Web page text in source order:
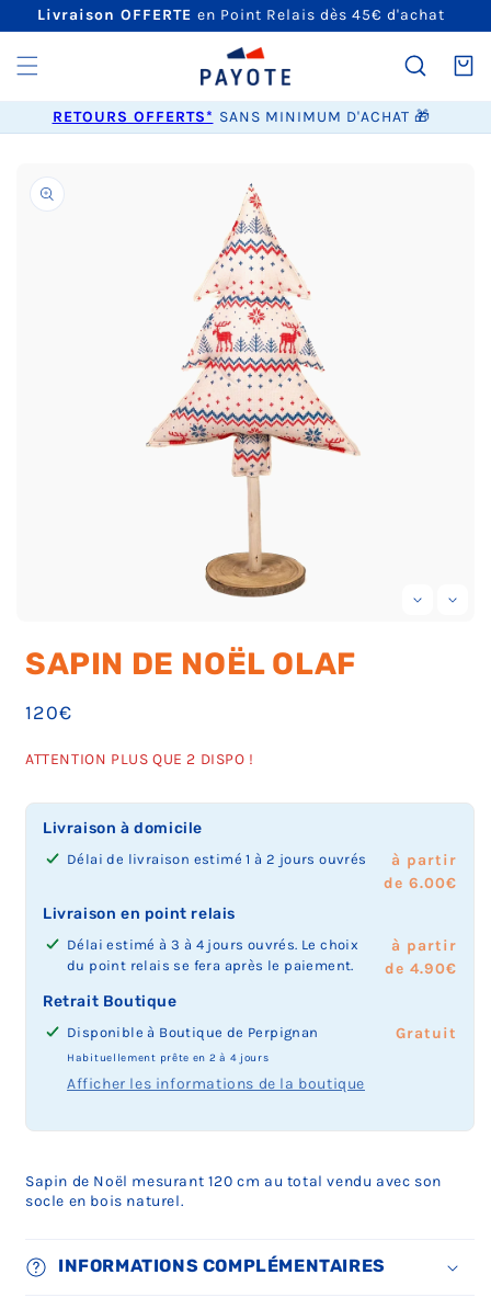
PASSER
CONTENU
Livraison OFFERTE en Point Relais dès 45€ d'achat
Panier
RETOURS OFFERTS* SANS MINIMUM D'ACHAT 🎁
INFORMATIONS
PRODUITS
média
une
SAPIN DE NOËL OLAF
Prix
120€
ATTENTION PLUS QUE 2 DISPO !
Livraison à domicile
Délai de livraison estimé 1 à 2 jours ouvrés
à partir
de 6.00€
Livraison en point relais
Délai estimé à 3 à 4 jours ouvrés. Le choix
du point relais se fera après le paiement.
à partir
de 4.90€
Retrait Boutique
Disponible à Boutique de Perpignan
Habituellement prête en 2 à 4 jours
Afficher les informations de la boutique
Prix
Gratuit
Sapin de Noël mesurant 120 cm au total vendu avec son
socle en bois naturel.
INFORMATIONS COMPLÉMENTAIRES